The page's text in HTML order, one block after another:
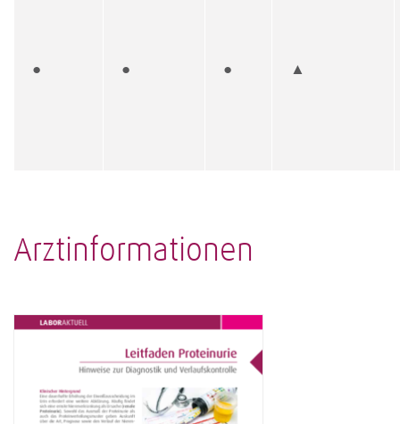
● ● ● ▲
Arztinformationen